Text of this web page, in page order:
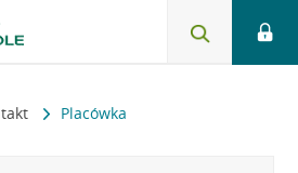
Placówka